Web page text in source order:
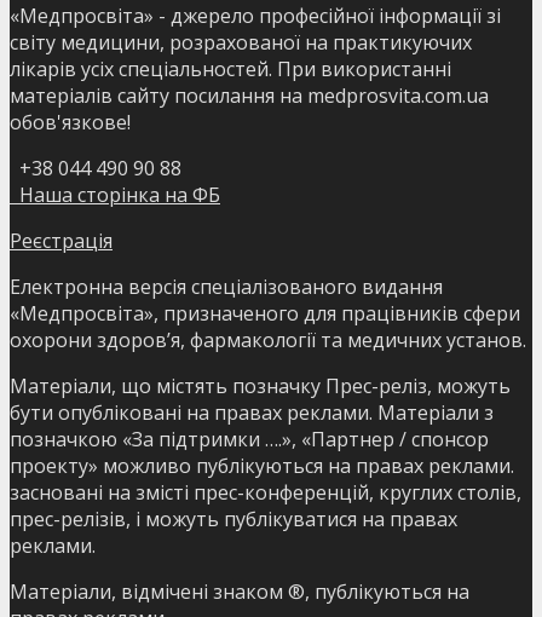
«Медпросвіта» - джерело професійної інформації зі
світу медицини, розрахованої на практикуючих
лікарів усіх спеціальностей. При використанні
матеріалів сайту посилання на medprosvita.com.ua
обов'язкове!
+38 044 490 90 88
Наша сторінка на ФБ
Реєстрація
Електронна версія спеціалізованого видання
«Медпросвіта», призначеного для працівників сфери
охорони здоров’я, фармакології та медичних установ.
Матеріали, що містять позначку Прес-реліз, можуть
бути опубліковані на правах реклами. Матеріали з
позначкою «За підтримки ….», «Партнер / спонсор
проекту» можливо публікуються на правах реклами.
засновані на змісті прес-конференцій, круглих столів,
прес-релізів, і можуть публікуватися на правах
реклами.
Матеріали, відмічені знаком ®, публікуються на